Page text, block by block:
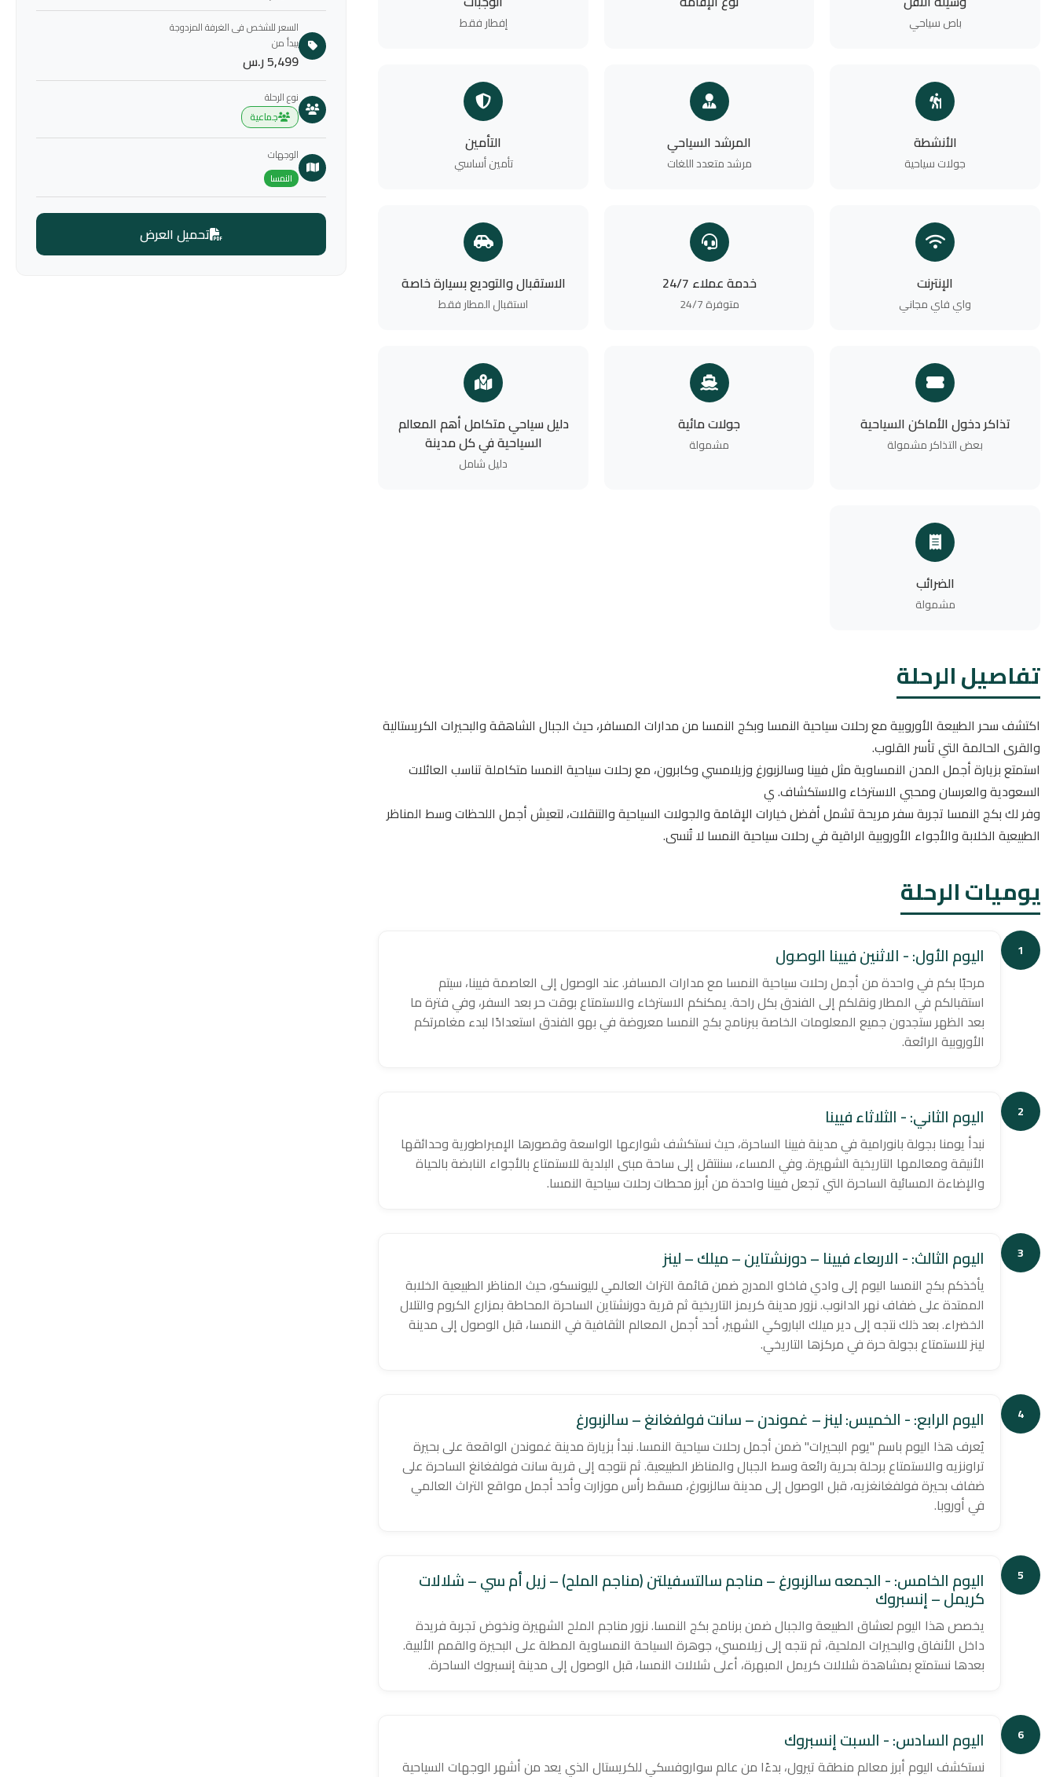
باص سياحي إفطار فقط
الأنشطة
جولات سياحية
المرشد السياحي
مرشد متعدد اللغات
التأمين
تأمين أساسي
الإنترنت
واي فاي مجاني
خدمة عملاء 24/7
متوفرة 24/7
الاستقبال والتوديع بسيارة خاصة
استقبال المطار فقط
تذاكر دخول الأماكن السياحية
بعض التذاكر مشمولة
جولات مائية
مشمولة
دليل سياحي متكامل أهم المعالم
السياحية في كل مدينة
دليل شامل
الضرائب
مشمولة
تفاصيل الرحلة
اكتشف سحر الطبيعة الأوروبية مع رحلات سياحية النمسا وبكج النمسا من مدارات المسافر، حيث الجبال الشاهقة والبحيرات الكريستالية
والقرى الحالمة التي تأسر القلوب.
استمتع بزيارة أجمل المدن النمساوية مثل فيينا وسالزبورغ وزيلامسي وكابرون، مع رحلات سياحية النمسا متكاملة تناسب العائلات
السعودية والعرسان ومحبي الاسترخاء والاستكشاف. ي
وفر لك بكج النمسا تجربة سفر مريحة تشمل أفضل خيارات الإقامة والجولات السياحية والتنقلات، لتعيش أجمل اللحظات وسط المناظر
الطبيعية الخلابة والأجواء الأوروبية الراقية في رحلات سياحية النمسا لا تُنسى.
يوميات الرحلة
1 اليوم الأول: - الاثنين فيينا الوصول
مرحبًا بكم في واحدة من أجمل رحلات سياحية النمسا مع مدارات المسافر. عند الوصول إلى العاصمة فيينا، سيتم
استقبالكم في المطار ونقلكم إلى الفندق بكل راحة. يمكنكم الاسترخاء والاستمتاع بوقت حر بعد السفر، وفي فترة ما
بعد الظهر ستجدون جميع المعلومات الخاصة ببرنامج بكج النمسا معروضة في بهو الفندق استعدادًا لبدء مغامرتكم
الأوروبية الرائعة.
2 اليوم الثاني: - الثلاثاء فيينا
نبدأ يومنا بجولة بانورامية في مدينة فيينا الساحرة، حيث نستكشف شوارعها الواسعة وقصورها الإمبراطورية وحدائقها
الأنيقة ومعالمها التاريخية الشهيرة. وفي المساء، سننتقل إلى ساحة مبنى البلدية للاستمتاع بالأجواء النابضة بالحياة
والإضاءة المسائية الساحرة التي تجعل فيينا واحدة من أبرز محطات رحلات سياحية النمسا.
3 اليوم الثالث: - الاربعاء فيينا – دورنشتاين – ميلك – لينز
يأخذكم بكج النمسا اليوم إلى وادي فاخاو المدرج ضمن قائمة التراث العالمي لليونسكو، حيث المناظر الطبيعية الخلابة
الممتدة على ضفاف نهر الدانوب. نزور مدينة كريمز التاريخية ثم قرية دورنشتاين الساحرة المحاطة بمزارع الكروم والتلال
الخضراء. بعد ذلك نتجه إلى دير ميلك الباروكي الشهير، أحد أجمل المعالم الثقافية في النمسا، قبل الوصول إلى مدينة
لينز للاستمتاع بجولة حرة في مركزها التاريخي.
4 اليوم الرابع: - الخميس: لينز – غموندن – سانت فولفغانغ – سالزبورغ
يُعرف هذا اليوم باسم "يوم البحيرات" ضمن أجمل رحلات سياحية النمسا. نبدأ بزيارة مدينة غموندن الواقعة على بحيرة
تراونزيه والاستمتاع برحلة بحرية رائعة وسط الجبال والمناظر الطبيعية. ثم نتوجه إلى قرية سانت فولفغانغ الساحرة على
ضفاف بحيرة فولفغانغزيه، قبل الوصول إلى مدينة سالزبورغ، مسقط رأس موزارت وأحد أجمل مواقع التراث العالمي
في أوروبا.
5 اليوم الخامس: - الجمعه سالزبورغ – مناجم سالتسفيلتن (مناجم الملح) – زيل أم سي – شلالات
كريمل – إنسبروك
يخصص هذا اليوم لعشاق الطبيعة والجبال ضمن برنامج بكج النمسا. نزور مناجم الملح الشهيرة ونخوض تجربة فريدة
داخل الأنفاق والبحيرات الملحية، ثم نتجه إلى زيلامسي، جوهرة السياحة النمساوية المطلة على البحيرة والقمم الألبية.
بعدها نستمتع بمشاهدة شلالات كريمل المبهرة، أعلى شلالات النمسا، قبل الوصول إلى مدينة إنسبروك الساحرة.
6 اليوم السادس: - السبت إنسبروك
نستكشف اليوم أبرز معالم منطقة تيرول، بدءًا من عالم سواروفسكي للكريستال الذي يعد من أشهر الوجهات السياحية
السعر للشخص فى الغرفة المزدوجة
يبدأ من
5,499 ر.س
نوع الرحلة
جماعية
الوجهات
النمسا
تحميل العرض